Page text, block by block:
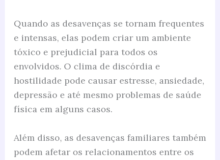
Quando as desavenças se tornam frequentes
e intensas, elas podem criar um ambiente
tóxico e prejudicial para todos os
envolvidos. O clima de discórdia e
hostilidade pode causar estresse, ansiedade,
depressão e até mesmo problemas de saúde
física em alguns casos.
Além disso, as desavenças familiares também
podem afetar os relacionamentos entre os